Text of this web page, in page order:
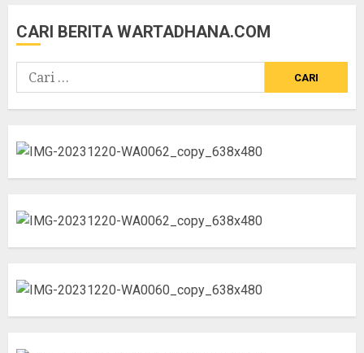
CARI BERITA WARTADHANA.COM
Cari
untuk: